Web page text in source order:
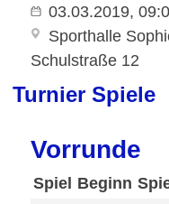
03.03.2019,
Sporthalle
Schulstraße 12
Turnier Spiele
Vorrunde
Spiel Beginn